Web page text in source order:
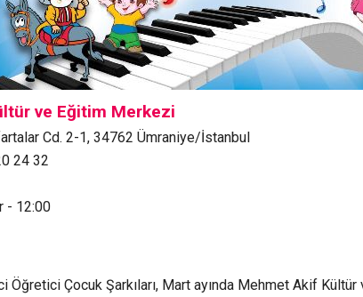
ve Eğitim Merkezi
Cd. 2-1, 34762 Ümraniye/İstanbul
24 32
- 12:00
Öğretici Çocuk Şarkıları, Mart ayında Mehmet Akif